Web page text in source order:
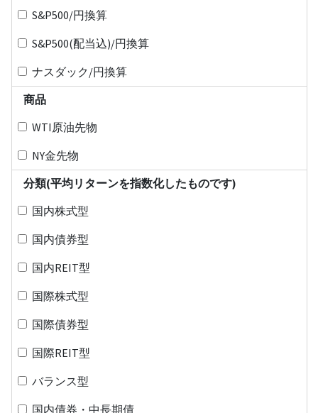
S&P500/円換算
S&P500(配当込)/円換算
ナスダック/円換算
商品
WTI原油先物
NY金先物
分類(平均リターンを指数化したものです)
国内株式型
国内債券型
国内REIT型
国際株式型
国際債券型
国際REIT型
バランス型
国内債券・中長期債